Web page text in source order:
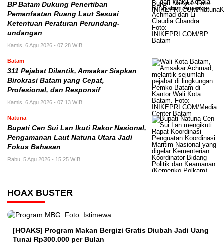
BP Batam Dukung Penertiban
Pemanfaatan Ruang Laut Sesuai
Ketentuan Peraturan Perundang-
undangan
Kamis, 6 Agu 2026 - 07:28 WIB
Batam
311 Pejabat Dilantik, Amsakar Siapkan
Birokrasi Batam yang Cepat,
Profesional, dan Responsif
Kamis, 6 Agu 2026 - 07:13 WIB
Natuna
Bupati Cen Sui Lan Ikuti Rakor Nasional,
Pengamanan Laut Natuna Utara Jadi
Fokus Bahasan
Rabu, 5 Agu 2026 - 15:25 WIB
HOAX BUSTER
[HOAKS] Program Makan Bergizi Gratis Diubah Jadi Uang
Tunai Rp300.000 per Bulan